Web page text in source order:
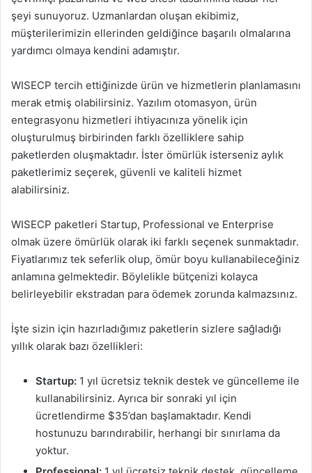
şeyi sunuyoruz. Uzmanlardan oluşan ekibimiz,
müşterilerimizin ellerinden geldiğince başarılı olmalarına
yardımcı olmaya kendini adamıştır.
WISECP tercih ettiğinizde ürün ve hizmetlerin planlamasını
merak etmiş olabilirsiniz. Yazılım otomasyon, ürün
entegrasyonu hizmetleri ihtiyacınıza yönelik için
oluşturulmuş birbirinden farklı özelliklere sahip
paketlerden oluşmaktadır. İster ömürlük isterseniz aylık
paketlerimiz seçerek, güvenli ve kaliteli hizmet
alabilirsiniz.
WISECP paketleri Startup, Professional ve Enterprise
olmak üzere ömürlük olarak iki farklı seçenek sunmaktadır.
Fiyatlarımız tek seferlik olup, ömür boyu kullanabileceğiniz
anlamına gelmektedir. Böylelikle bütçenizi kolayca
belirleyebilir ekstradan para ödemek zorunda kalmazsınız.
İşte sizin için hazırladığımız paketlerin sizlere sağladığı
yıllık olarak bazı özellikleri:
Startup: 1 yıl ücretsiz teknik destek ve güncelleme ile
kullanabilirsiniz. Ayrıca bir sonraki yıl için
ücretlendirme $35’dan başlamaktadır. Kendi
hostunuzu barındırabilir, herhangi bir sınırlama da
yoktur.